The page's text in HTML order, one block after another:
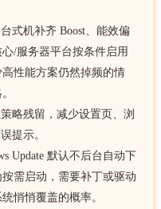
台式机补齐 Boost、能效偏
/服务器平台按条件启用
性能方案仍然掉频的情
策略残留，减少设置页、浏
提示。
Update 默认不后台自动下
需启动，需要补丁或驱动
悄悄覆盖的概率。